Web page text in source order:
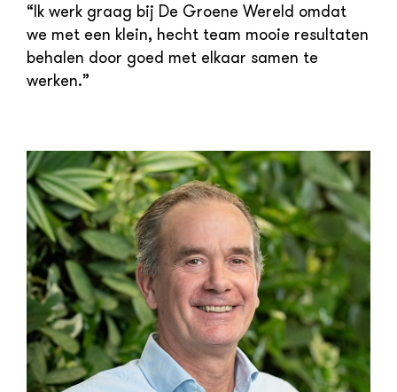
“Ik werk graag bij De Groene Wereld omdat
we met een klein, hecht team mooie resultaten
behalen door goed met elkaar samen te
werken.”